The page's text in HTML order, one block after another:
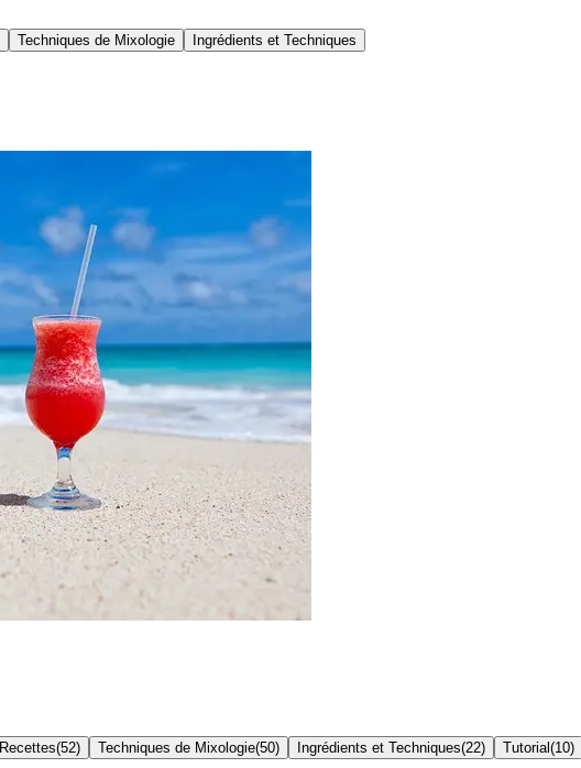
Techniques de Mixologie Ingrédients et Techniques
Recettes(52) Techniques de Mixologie(50) Ingrédients et Techniques(22) Tutorial (10)